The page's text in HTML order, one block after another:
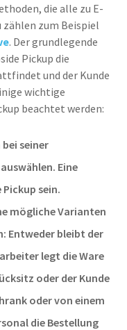
die alle zu E-
zum Beispiel
. Der grundlegende
Pickup die
und der Kunde
wichtige
beachtet werden:
bei seiner
Eine
Pickup sein.
möglicheVarianten
Entweder bleibt der
legt die Ware
oder der Kunde
oder von einem
die Bestellung